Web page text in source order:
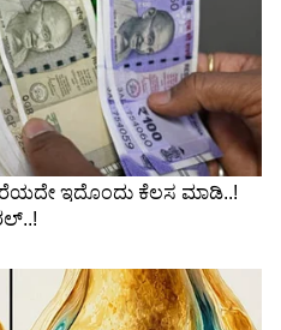
ಪ್ರಾಣ":
| Rishab
News
ಇಳಿಕೆ: ಮೋದಿ-
India US